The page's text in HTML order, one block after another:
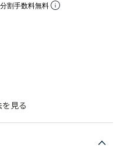
割手数料無料
見る